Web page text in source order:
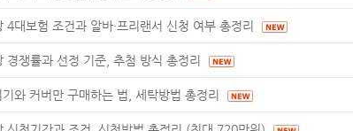
4대보험 조건과 알바·프리랜서 신청 여부 총정리
경쟁률과 선정 기준, 추첨 방식 총정리
와 커버만 구매하는 법, 세탁방법 총정리